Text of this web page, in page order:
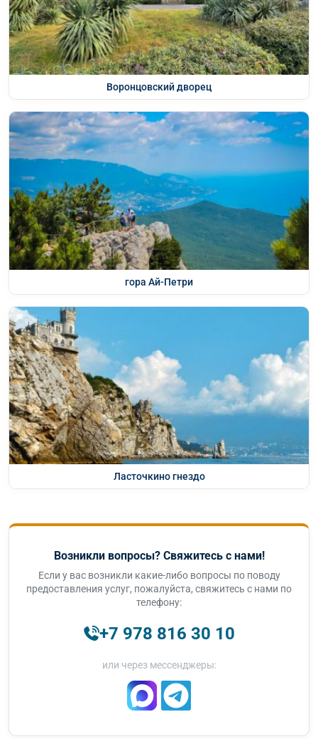
Воронцовский дворец
гора Ай-Петри
Ласточкино гнездо
Возникли вопросы? Свяжитесь с нами!
Если у вас возникли какие-либо вопросы по поводу
предоставления услуг, пожалуйста, свяжитесь с нами по
телефону:
+7 978 816 30 10
или через мессенджеры: